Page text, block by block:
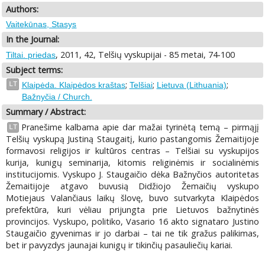
Authors:
Vaitekūnas, Stasys
In the Journal:
Tiltai. priedas, 2011, 42, Telšių vyskupijai - 85 metai, 74-100
Subject terms:
LT Klaipėda. Klaipėdos kraštas; Telšiai; Lietuva (Lithuania);
Bažnyčia / Church.
Summary / Abstract:
LT
Pranešime kalbama apie dar mažai tyrinėtą temą – pirmąjį
Telšių vyskupą Justiną Staugaitį, kurio pastangomis Žemaitijoje
formavosi religijos ir kultūros centras – Telšiai su vyskupijos
kurija, kunigų seminarija, kitomis religinėmis ir socialinėmis
institucijomis. Vyskupo J. Staugaičio dėka Bažnyčios autoritetas
Žemaitijoje atgavo buvusią Didžiojo Žemaičių vyskupo
Motiejaus Valančiaus laikų šlovę, buvo sutvarkyta Klaipėdos
prefektūra, kuri vėliau prijungta prie Lietuvos bažnytinės
provincijos. Vyskupo, politiko, Vasario 16 akto signataro Justino
Staugaičio gyvenimas ir jo darbai – tai ne tik gražus palikimas,
bet ir pavyzdys jaunajai kunigų ir tikinčių pasauliečių kariai.